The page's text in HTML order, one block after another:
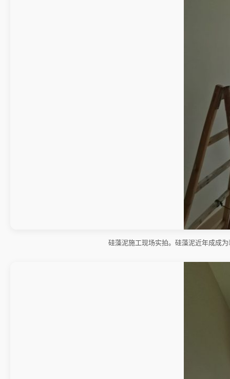
硅藻泥施工现场实拍。硅藻泥近年成成